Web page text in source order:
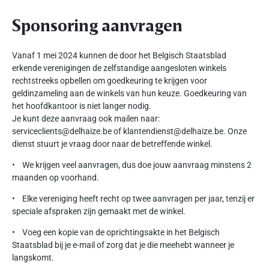
Sponsoring aanvragen
Vanaf 1 mei 2024 kunnen de door het Belgisch Staatsblad
erkende verenigingen de zelfstandige aangesloten winkels
rechtstreeks opbellen om goedkeuring te krijgen voor
geldinzameling aan de winkels van hun keuze. Goedkeuring van
het hoofdkantoor is niet langer nodig.
Je kunt deze aanvraag ook mailen naar:
serviceclients@delhaize.be of klantendienst@delhaize.be. Onze
dienst stuurt je vraag door naar de betreffende winkel.
• We krijgen veel aanvragen, dus doe jouw aanvraag minstens 2
maanden op voorhand.
• Elke vereniging heeft recht op twee aanvragen per jaar, tenzij er
speciale afspraken zijn gemaakt met de winkel.
• Voeg een kopie van de oprichtingsakte in het Belgisch
Staatsblad bij je e-mail of zorg dat je die meehebt wanneer je
langskomt.